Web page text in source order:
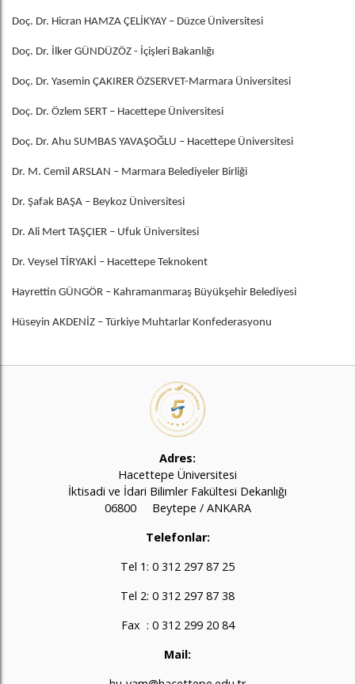
Doç. Dr. Hicran HAMZA ÇELİKYAY – Düzce Üniversitesi
Doç. Dr. İlker GÜNDÜZÖZ - İçişleri Bakanlığı
Doç. Dr. Yasemin ÇAKIRER ÖZSERVET-Marmara Üniversitesi
Doç. Dr. Özlem SERT – Hacettepe Üniversitesi
Doç. Dr. Ahu SUMBAS YAVAŞOĞLU – Hacettepe Üniversitesi
Dr. M. Cemil ARSLAN – Marmara Belediyeler Birliği
Dr. Şafak BAŞA – Beykoz Üniversitesi
Dr. Ali Mert TAŞÇIER – Ufuk Üniversitesi
Dr. Veysel TİRYAKİ – Hacettepe Teknokent
Hayrettin GÜNGÖR – Kahramanmaraş Büyükşehir Belediyesi
Hüseyin AKDENİZ – Türkiye Muhtarlar Konfederasyonu
Adres:
Hacettepe Üniversitesi
İktisadi ve İdari Bilimler Fakültesi Dekanlığı
06800 Beytepe / ANKARA
Telefonlar:
Tel 1: 0 312 297 87 25
Tel 2: 0 312 297 87 38
Fax : 0 312 299 20 84
Mail: